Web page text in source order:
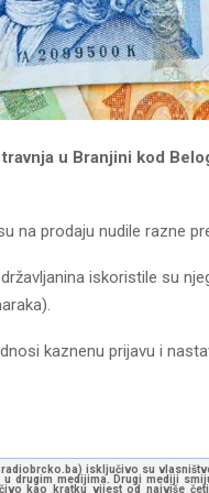
u Branjini kod
na prodaju nudile razne
iskoristile su
kaznenu prijavu i
isključivo su
drugim medijima. Drugi mediji
kao kratku vijest od najviše